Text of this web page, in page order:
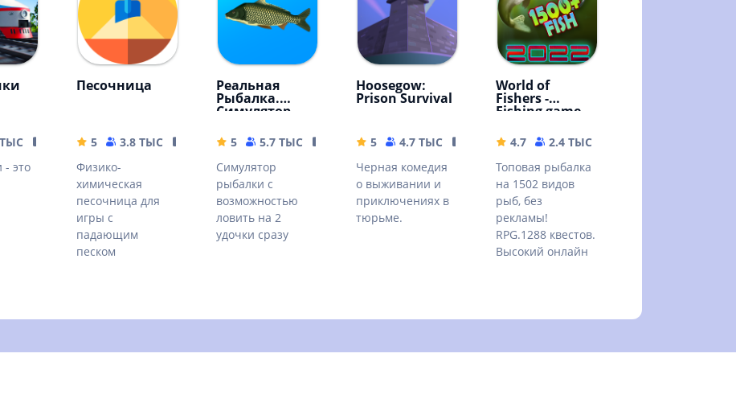
344.75 MB
- это
Песочница
5 3.8 ТЫС
3.11 MB
Физико-
химическая
песочница для
игры с
падающим
песком
Реальная
Рыбалка.
Симулятор
5 5.7 ТЫС
15.46 MB
Симулятор
рыбалки с
возможностью
ловить на 2
удочки сразу
Hoosegow:
Prison Survival
5 4.7 ТЫС
122.8 MB
Черная комедия
о выживании и
приключениях в
тюрьме.
World of
Fishers -
Fishing game
4.7 2.4 ТЫС
Топовая рыбалка
на 1502 видов
рыб, без
рекламы!
RPG.1288 квестов.
Высокий онлайн